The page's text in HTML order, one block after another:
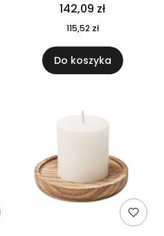
142,09 zł
115,52 zł
Do koszyka